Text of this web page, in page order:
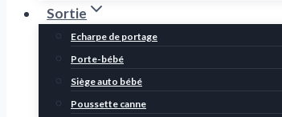
Sortie
Echarpe de portage
Porte-bébé
Siège auto bébé
Poussette canne